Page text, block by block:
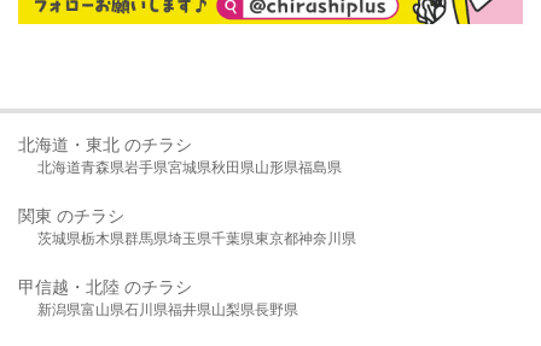
北海道・東北 のチラシ
北海道青森県岩手県宮城県秋田県山形県福島県
関東 のチラシ
茨城県栃木県群馬県埼玉県千葉県東京都神奈川県
甲信越・北陸 のチラシ
新潟県富山県石川県福井県山梨県長野県